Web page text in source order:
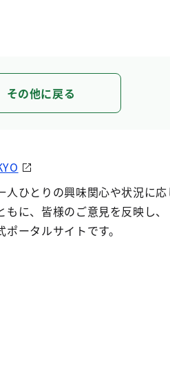
その他に戻る
人ひとりの興味関心や状況に
もに、皆様のご意見を反映し
ポータルサイトです。